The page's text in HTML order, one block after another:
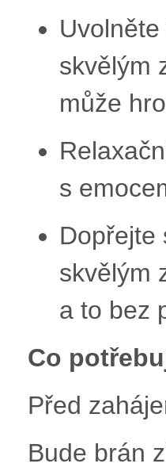
skvělým
může
s
Dopřejte
skvělým
a to bez
Co
Před
Bude brán